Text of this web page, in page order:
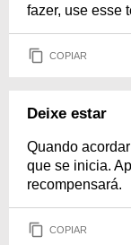
fazer, use esse
COPIAR
Deixe estar
Quando
que se inicia.
recompensará.
COPIAR